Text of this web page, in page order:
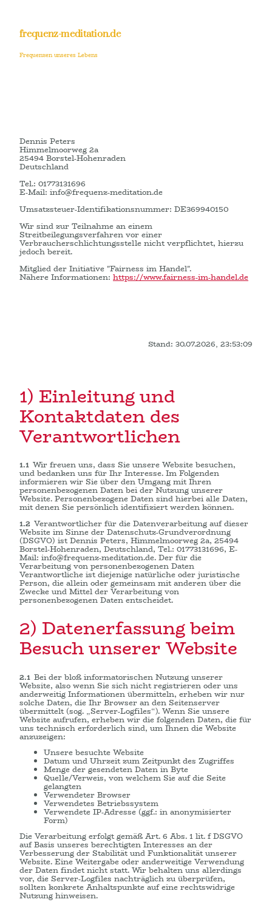
frequenz-meditation.de
Frequenzen unseres Lebens
Dennis Peters
Himmelmoorweg 2a
25494 Borstel-Hohenraden
Deutschland
Tel.: 01773131696
E-Mail: info@frequenz-meditation.de
Umsatzsteuer-Identifikationsnummer: DE369940150
Wir sind zur Teilnahme an einem
Streitbeilegungsverfahren vor einer
Verbraucherschlichtungsstelle nicht verpflichtet, hierzu
jedoch bereit.
Mitglied der Initiative "Fairness im Handel".
Nähere Informationen: https://www.fairness-im-handel.de
Stand: 30.07.2026, 23:53:09
1) Einleitung und
Kontaktdaten des
Verantwortlichen
1.1 Wir freuen uns, dass Sie unsere Website besuchen,
und bedanken uns für Ihr Interesse. Im Folgenden
informieren wir Sie über den Umgang mit Ihren
personenbezogenen Daten bei der Nutzung unserer
Website. Personenbezogene Daten sind hierbei alle Daten,
mit denen Sie persönlich identifiziert werden können.
1.2 Verantwortlicher für die Datenverarbeitung auf dieser
Website im Sinne der Datenschutz-Grundverordnung
(DSGVO) ist Dennis Peters, Himmelmoorweg 2a, 25494
Borstel-Hohenraden, Deutschland, Tel.: 01773131696, E-
Mail: info@frequenz-meditation.de. Der für die
Verarbeitung von personenbezogenen Daten
Verantwortliche ist diejenige natürliche oder juristische
Person, die allein oder gemeinsam mit anderen über die
Zwecke und Mittel der Verarbeitung von
personenbezogenen Daten entscheidet.
2) Datenerfassung beim
Besuch unserer Website
2.1 Bei der bloß informatorischen Nutzung unserer
Website, also wenn Sie sich nicht registrieren oder uns
anderweitig Informationen übermitteln, erheben wir nur
solche Daten, die Ihr Browser an den Seitenserver
übermittelt (sog. „Server-Logfiles“). Wenn Sie unsere
Website aufrufen, erheben wir die folgenden Daten, die für
uns technisch erforderlich sind, um Ihnen die Website
anzuzeigen:
Unsere besuchte Website
Datum und Uhrzeit zum Zeitpunkt des Zugriffes
Menge der gesendeten Daten in Byte
Quelle/Verweis, von welchem Sie auf die Seite
gelangten
Verwendeter Browser
Verwendetes Betriebssystem
Verwendete IP-Adresse (ggf.: in anonymisierter
Form)
Die Verarbeitung erfolgt gemäß Art. 6 Abs. 1 lit. f DSGVO
auf Basis unseres berechtigten Interesses an der
Verbesserung der Stabilität und Funktionalität unserer
Website. Eine Weitergabe oder anderweitige Verwendung
der Daten findet nicht statt. Wir behalten uns allerdings
vor, die Server-Logfiles nachträglich zu überprüfen,
sollten konkrete Anhaltspunkte auf eine rechtswidrige
Nutzung hinweisen.